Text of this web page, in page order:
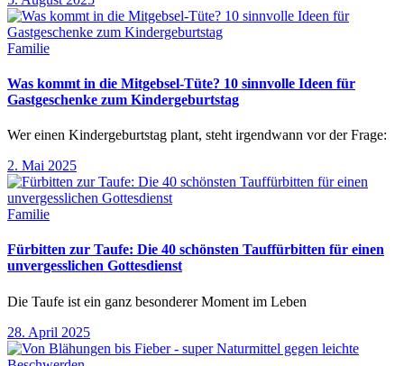
Familie
Was kommt in die Mitgebsel-Tüte? 10 sinnvolle Ideen für
Gastgeschenke zum Kindergeburtstag
Wer einen Kindergeburtstag plant, steht irgendwann vor der Frage:
2. Mai 2025
Familie
Fürbitten zur Taufe: Die 40 schönsten Tauffürbitten für einen
unvergesslichen Gottesdienst
Die Taufe ist ein ganz besonderer Moment im Leben
28. April 2025